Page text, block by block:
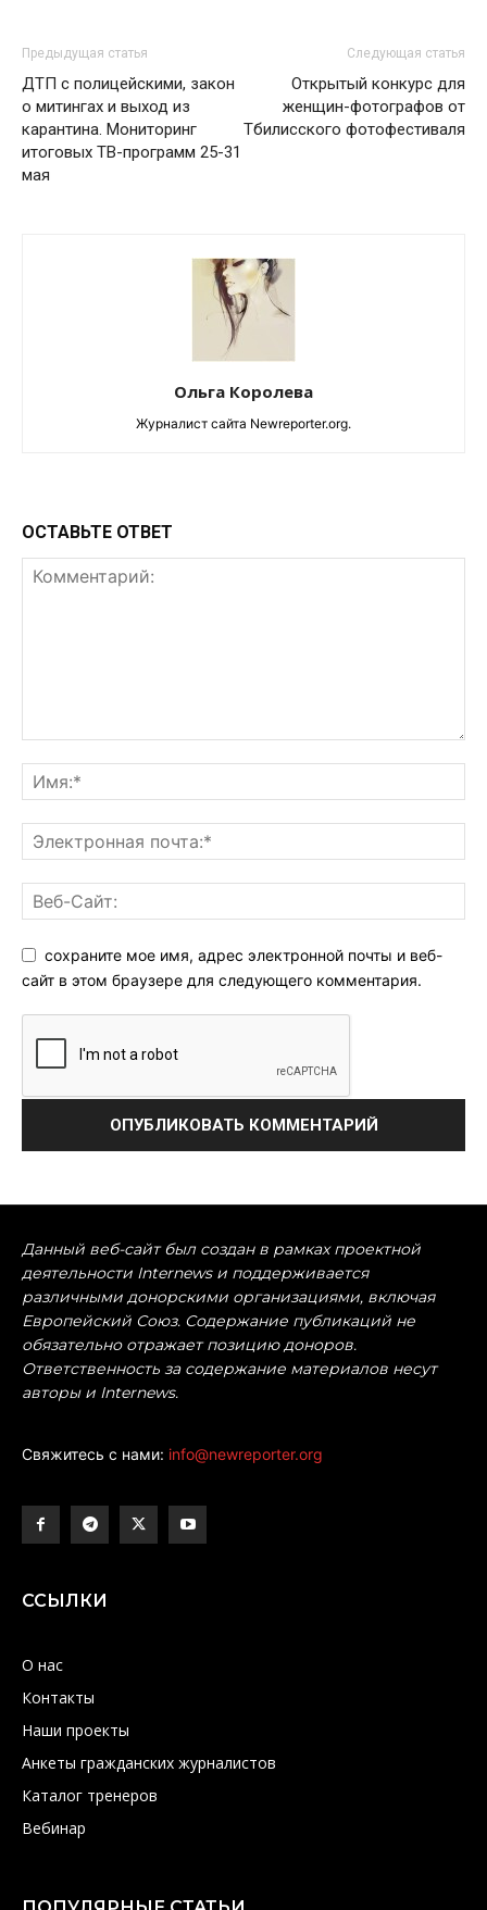
Предыдущая статья
ДТП с полицейскими, закон
о митингах и выход из
карантина. Мониторинг
итоговых ТВ-программ 25-31
мая
Следующая статья
Открытый конкурс для
женщин-фотографов от
Тбилисского фотофестиваля
Ольга Королева
Журналист сайта Newreporter.org.
ОСТАВЬТЕ ОТВЕТ
сохраните мое имя, адрес электронной почты и веб-
сайт в этом браузере для следующего комментария.
Данный веб-сайт был создан в рамках проектной
деятельности Internews и поддерживается
различными донорскими организациями, включая
Европейский Союз. Содержание публикаций не
обязательно отражает позицию доноров.
Ответственность за содержание материалов несут
авторы и Internews.
Свяжитесь с нами: info@newreporter.org
ССЫЛКИ
О нас
Контакты
Наши проекты
Анкеты гражданских журналистов
Каталог тренеров
Вебинар